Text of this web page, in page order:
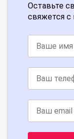
Оставьте
свяжется